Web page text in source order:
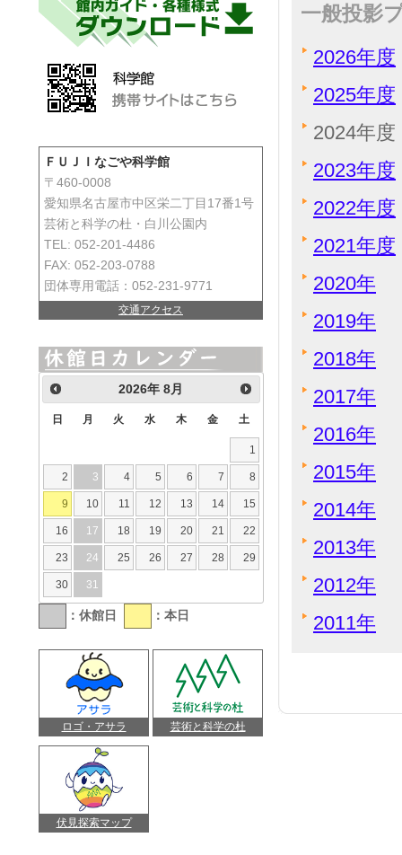
一般投影
2026年度
2025年度
2024年度
2023年度
2022年度
2021年度
2020年
2019年
2018年
2017年
2016年
2015年
2014年
2013年
2012年
2011年
ＦＵＪＩなごや科学館
〒460-0008
愛知県名古屋市中区栄二丁目17番1号
芸術と科学の杜・白川公園内
TEL: 052-201-4486
FAX: 052-203-0788
団体専用電話：052-231-9771
交通アクセス
2026年8月
日 月 火 水 木 金 土
1
2 3 4 5 6 7 8
9 10 11 12 13 14 15
16 17 18 19 20 21 22
23 24 25 26 27 28 29
30 31
：休館日 ：本日
ロゴ・アサラ 芸術と科学の杜
伏見探索マップ